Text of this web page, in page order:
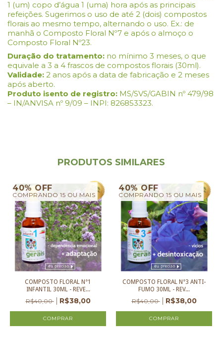
1 (um) copo d’água 1 (uma) hora após as principais
refeições. Sugerimos o uso de até 2 (dois) compostos
florais ao mesmo tempo, alternando o uso. Ex.: de
manhã o Composto Floral Nº7 e após o almoço o
Composto Floral Nº23.
Duração do tratamento: no mínimo 3 meses, o que
equivale a 3 a 4 frascos de compostos florais (30ml).
Validade: 2 anos após a data de fabricação e 2 meses
após aberto.
Produto isento de registro: MS/SVS/GABIN nº 479/98
– IN/ANVISA nº 9/09 – INPI: 826853323.
PRODUTOS SIMILARES
40% OFF
COMPRANDO 15 OU MAIS
COMPOSTO FLORAL N°1
INFANTIL 30ML - REVE...
R$40,00 R$38,00
40% OFF
COMPRANDO 15 OU MAIS
COMPOSTO FLORAL N°3 ANTI-
FUMO 30ML - REV...
R$40,00 R$38,00